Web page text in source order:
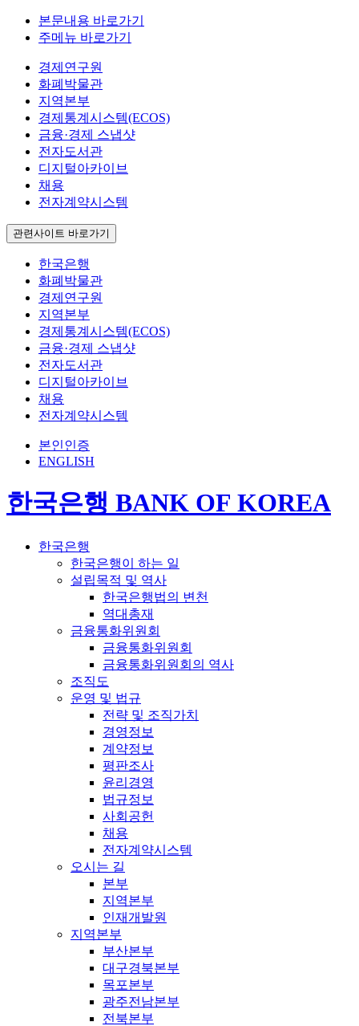
본문내용 바로가기
주메뉴 바로가기
경제연구원
화폐박물관
지역본부
경제통계시스템(ECOS)
금융·경제 스냅샷
전자도서관
디지털아카이브
채용
전자계약시스템
관련사이트 바로가기
한국은행
화폐박물관
경제연구원
지역본부
경제통계시스템(ECOS)
금융·경제 스냅샷
전자도서관
디지털아카이브
채용
전자계약시스템
본인인증
ENGLISH
한국은행 BANK OF KOREA
한국은행
한국은행이 하는 일
설립목적 및 역사
한국은행법의 변천
역대총재
금융통화위원회
금융통화위원회
금융통화위원회의 역사
조직도
운영 및 법규
전략 및 조직가치
경영정보
계약정보
평판조사
윤리경영
법규정보
사회공헌
채용
전자계약시스템
오시는 길
본부
지역본부
인재개발원
지역본부
부산본부
대구경북본부
목포본부
광주전남본부
전북본부